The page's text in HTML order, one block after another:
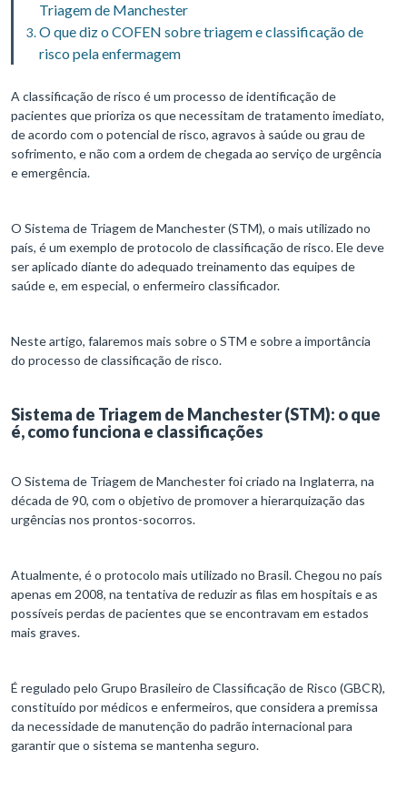
Triagem de Manchester
O que diz o COFEN sobre triagem e classificação de
risco pela enfermagem
A classificação de risco é um processo de identificação de
pacientes que prioriza os que necessitam de tratamento imediato,
de acordo com o potencial de risco, agravos à saúde ou grau de
sofrimento, e não com a ordem de chegada ao serviço de urgência
e emergência.
O Sistema de Triagem de Manchester (STM), o mais utilizado no
país, é um exemplo de protocolo de classificação de risco. Ele deve
ser aplicado diante do adequado treinamento das equipes de
saúde e, em especial, o enfermeiro classificador.
Neste artigo, falaremos mais sobre o STM e sobre a importância
do processo de classificação de risco.
Sistema de Triagem de Manchester (STM): o que
é, como funciona e classificações
O Sistema de Triagem de Manchester foi criado na Inglaterra, na
década de 90, com o objetivo de promover a hierarquização das
urgências nos prontos-socorros.
Atualmente, é o protocolo mais utilizado no Brasil. Chegou no país
apenas em 2008, na tentativa de reduzir as filas em hospitais e as
possíveis perdas de pacientes que se encontravam em estados
mais graves.
É regulado pelo Grupo Brasileiro de Classificação de Risco (GBCR),
constituído por médicos e enfermeiros, que considera a premissa
da necessidade de manutenção do padrão internacional para
garantir que o sistema se mantenha seguro.